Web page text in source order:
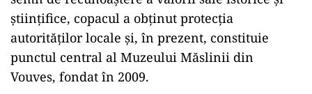
științifice, copacul a obținut protecția
autorităților locale și, în prezent, constituie
punctul central al Muzeului Măslinii din
Vouves, fondat în 2009.